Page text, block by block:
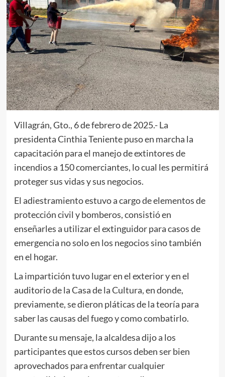
Villagrán, Gto., 6 de febrero de 2025.- La
presidenta Cinthia Teniente puso en marcha la
capacitación para el manejo de extintores de
incendios a 150 comerciantes, lo cual les permitirá
proteger sus vidas y sus negocios.
El adiestramiento estuvo a cargo de elementos de
protección civil y bomberos, consistió en
enseñarles a utilizar el extinguidor para casos de
emergencia no solo en los negocios sino también
en el hogar.
La impartición tuvo lugar en el exterior y en el
auditorio de la Casa de la Cultura, en donde,
previamente, se dieron pláticas de la teoría para
saber las causas del fuego y como combatirlo.
Durante su mensaje, la alcaldesa dijo a los
participantes que estos cursos deben ser bien
aprovechados para enfrentar cualquier